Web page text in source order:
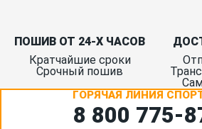
ПОШИВ ОТ 24-Х ЧАСОВ
Кратчайшие сроки
Срочный пошив
ГОРЯЧАЯ ЛИНИЯ
8 800